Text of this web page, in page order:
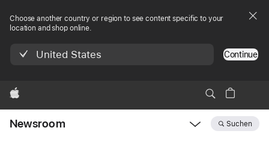
Choose another country or region to see content specific to your
location and shop online.
United States Continue
Apple
Newsroom Suchen